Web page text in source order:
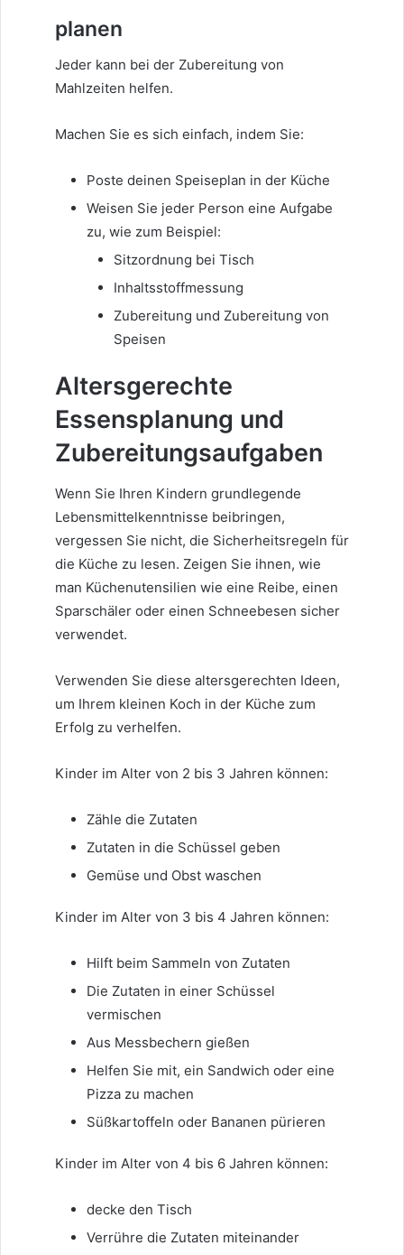
planen
Jeder kann bei der Zubereitung von
Mahlzeiten helfen.
Machen Sie es sich einfach, indem Sie:
Poste deinen Speiseplan in der Küche
Weisen Sie jeder Person eine Aufgabe
zu, wie zum Beispiel:
Sitzordnung bei Tisch
Inhaltsstoffmessung
Zubereitung und Zubereitung von
Speisen
Altersgerechte
Essensplanung und
Zubereitungsaufgaben
Wenn Sie Ihren Kindern grundlegende
Lebensmittelkenntnisse beibringen,
vergessen Sie nicht, die Sicherheitsregeln für
die Küche zu lesen. Zeigen Sie ihnen, wie
man Küchenutensilien wie eine Reibe, einen
Sparschäler oder einen Schneebesen sicher
verwendet.
Verwenden Sie diese altersgerechten Ideen,
um Ihrem kleinen Koch in der Küche zum
Erfolg zu verhelfen.
Kinder im Alter von 2 bis 3 Jahren können:
Zähle die Zutaten
Zutaten in die Schüssel geben
Gemüse und Obst waschen
Kinder im Alter von 3 bis 4 Jahren können:
Hilft beim Sammeln von Zutaten
Die Zutaten in einer Schüssel
vermischen
Aus Messbechern gießen
Helfen Sie mit, ein Sandwich oder eine
Pizza zu machen
Süßkartoffeln oder Bananen pürieren
Kinder im Alter von 4 bis 6 Jahren können:
decke den Tisch
Verrühre die Zutaten miteinander